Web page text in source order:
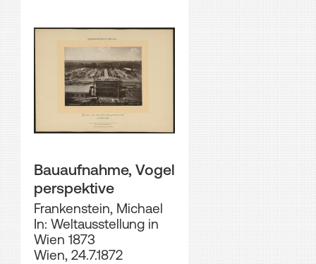
Bauaufnahme, Vogel
perspektive
Frankenstein, Michael
In: Weltausstellung in
Wien 1873
Wien, 24.7.1872